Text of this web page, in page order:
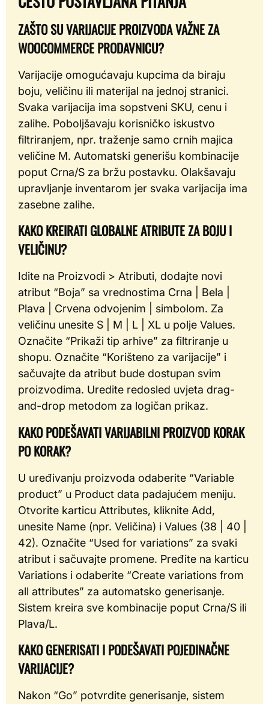
ZAŠTO SU VARIJACIJE PROIZVODA VAŽNE ZA
WOOCOMMERCE PRODAVNICU?
Varijacije omogućavaju kupcima da biraju
boju, veličinu ili materijal na jednoj stranici.
Svaka varijacija ima sopstveni SKU, cenu i
zalihe. Poboljšavaju korisničko iskustvo
filtriranjem, npr. traženje samo crnih majica
veličine M. Automatski generišu kombinacije
poput Crna/S za bržu postavku. Olakšavaju
upravljanje inventarom jer svaka varijacija ima
zasebne zalihe.
KAKO KREIRATI GLOBALNE ATRIBUTE ZA BOJU I
VELIČINU?
Idite na Proizvodi > Atributi, dodajte novi
atribut “Boja” sa vrednostima Crna | Bela |
Plava | Crvena odvojenim | simbolom. Za
veličinu unesite S | M | L | XL u polje Values.
Označite “Prikaži tip arhive” za filtriranje u
shopu. Označite “Korišteno za varijacije” i
sačuvajte da atribut bude dostupan svim
proizvodima. Uredite redosled uvjeta drag-
and-drop metodom za logičan prikaz.
KAKO PODEŠAVATI VARIJABILNI PROIZVOD KORAK
PO KORAK?
U uređivanju proizvoda odaberite “Variable
product” u Product data padajućem meniju.
Otvorite karticu Attributes, kliknite Add,
unesite Name (npr. Veličina) i Values (38 | 40 |
42). Označite “Used for variations” za svaki
atribut i sačuvajte promene. Pređite na karticu
Variations i odaberite “Create variations from
all attributes” za automatsko generisanje.
Sistem kreira sve kombinacije poput Crna/S ili
Plava/L.
KAKO GENERISATI I PODEŠAVATI POJEDINAČNE
VARIJACIJE?
Nakon “Go” potvrdite generisanje, sistem